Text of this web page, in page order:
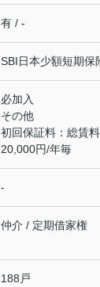
有 / -
SBI日本少額短期保
必加入
その他
初回保証料：総賃
20,000円/年毎
-
仲介 / 定期借家権
188戸